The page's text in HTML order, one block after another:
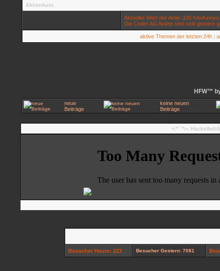
Aktienkurs
Aktueller Wert der Aktie: 100
Die Coder AG Aktien sind seid gestern
aktive Themen der letzten 24h |
HFW™
neue
Beiträge
keine neuen
Beiträge
•:*¨¨*:•.
Besucher Heute: 223 Besucher Gestern: 7081